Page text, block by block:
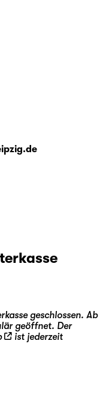
geschlossen. Ab
geöffnet. Der
ist jederzeit